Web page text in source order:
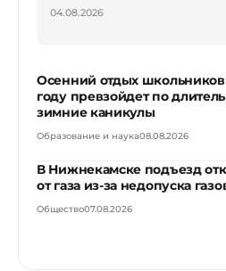
04.08.2026
Осенний отдых школьников
году превзойдет по
зимние каникулы
Образование и наука08.08.2026
В Нижнекамске подъезд
от газа из-за недопуска
Общество07.08.2026